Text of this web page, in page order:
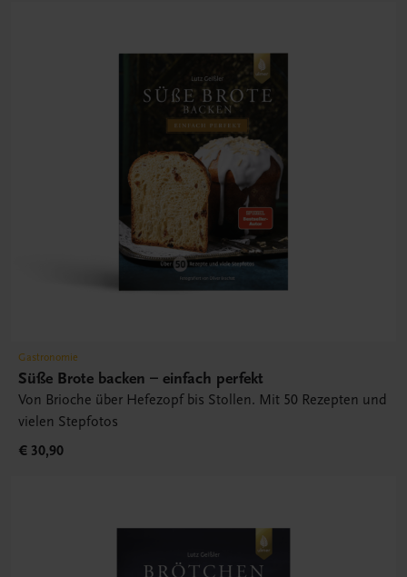
Gastronomie
Süße Brote backen – einfach perfekt
Von Brioche über Hefezopf bis Stollen. Mit 50 Rezepten und
vielen Stepfotos
€ 30,90